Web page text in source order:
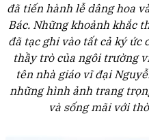
đã tiến hành lễ dâng hoa
Bác. Những khoảnh khắc
đã tạc ghi vào tất cả ký ức
thầy trò của ngôi trường
tên nhà giáo vĩ đại
những hình ảnh trang
và sống mãi với